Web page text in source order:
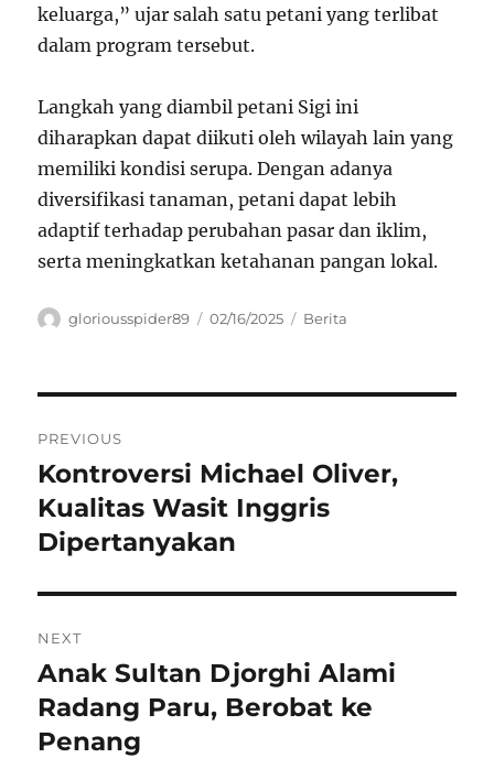
keluarga,” ujar salah satu petani yang terlibat
dalam program tersebut.
Langkah yang diambil petani Sigi ini
diharapkan dapat diikuti oleh wilayah lain yang
memiliki kondisi serupa. Dengan adanya
diversifikasi tanaman, petani dapat lebih
adaptif terhadap perubahan pasar dan iklim,
serta meningkatkan ketahanan pangan lokal.
Author
gloriousspider89
Posted
02/16/2025 Categories
Berita
pos
PREVIOUS
Previous
post:
Kontroversi Michael Oliver,
Kualitas Wasit Inggris
Dipertanyakan
NEXT
Next
post:
Anak Sultan Djorghi Alami
Radang Paru, Berobat ke
Penang